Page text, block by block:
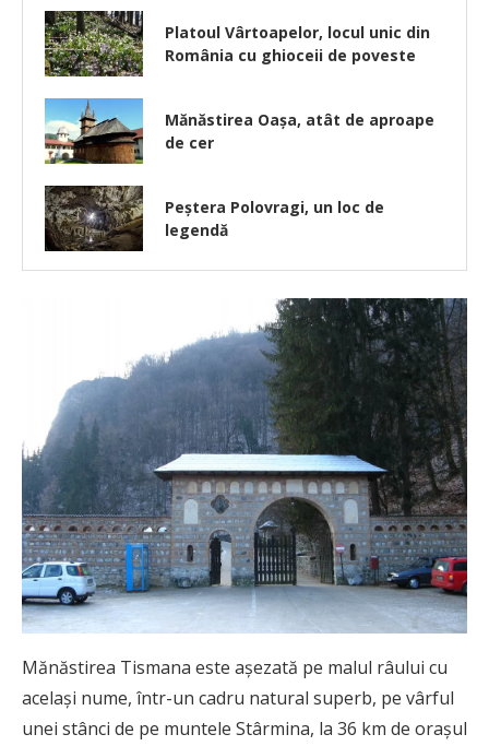
Platoul Vârtoapelor, locul unic din
România cu ghioceii de poveste
Mănăstirea Oașa, atât de aproape
de cer
Peștera Polovragi, un loc de
legendă
Mănăstirea Tismana este așezată pe malul râului cu
același nume, într-un cadru natural superb, pe vârful
unei stânci de pe muntele Stârmina, la 36 km de orașul